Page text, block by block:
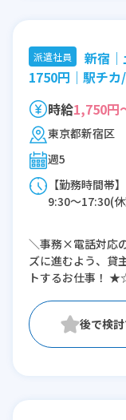
派遣社員
新宿
1750円｜駅チ
時給1,750円
東京都新宿区
週5
【勤務時間帯
9:30〜17:30(
＼事務×電話対応
ズに進むよう、貸
トするお仕事！